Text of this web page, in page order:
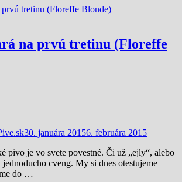
na prvú tretinu (Floreffe
30. januára 20156. februára 2015
pivo je vo svete povestné. Či už „ejly“, alebo
cveng. My si dnes otestujeme
do …